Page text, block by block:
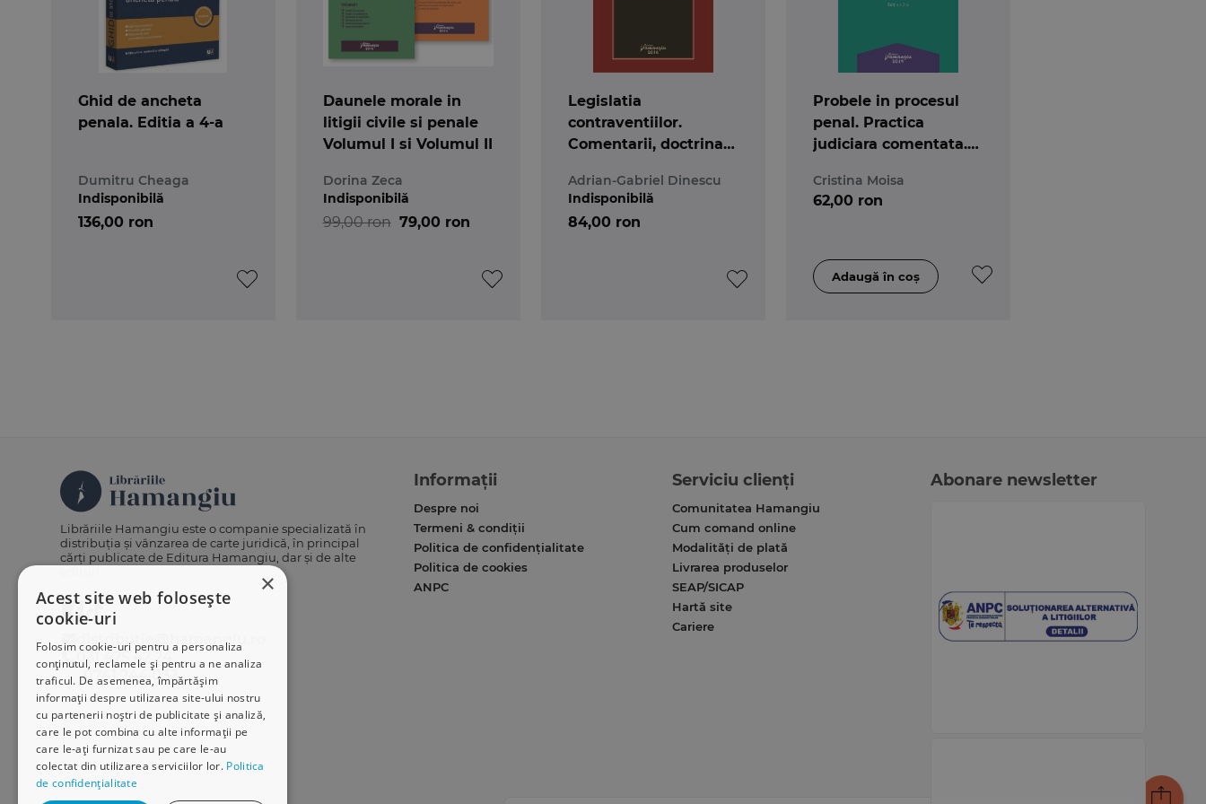
Ghid de ancheta
penala. Editia a 4-a
Dumitru Cheaga
136,00 ron
Indisponibilă
Daunele morale in
litigii civile si penale
Volumul I si Volumul II
Dorina Zeca
99,00 ron 79,00 ron
Indisponibilă
Legislatia
contraventiilor.
Comentarii, doctrina
Adrian-Gabriel Dinescu
84,00 ron
Indisponibilă
Probele in procesul
penal. Practica
judiciara comentata.
Cristina Moisa
62,00 ron
×
Acest site web folosește
cookie-uri
Folosim cookie-uri pentru a personaliza
conținutul, reclamele și pentru a ne analiza
traficul. De asemenea, împărtășim
informații despre utilizarea site-ului nostru
cu partenerii noștri de publicitate și analiză,
care le pot combina cu alte informații pe
care le-ați furnizat sau pe care le-au
colectat din utilizarea serviciilor lor. Politica
de confidențialitate
Librăriile Hamangiu este o companie specializată în
distribuția și vânzarea de carte juridică, în principal
cărți publicate de Editura Hamangiu, dar și de alte
distributie@hamangiu.ro
031 425 42 24
0741 244 032
Informații
Despre noi
Termeni & condiții
Politica de confidențialitate
Politica de cookies
ANPC
Serviciu clienți
Comunitatea Hamangiu
Cum comand online
Modalități de plată
Livrarea produselor
SEAP/SICAP
Hartă site
Cariere
Abonare newsletter